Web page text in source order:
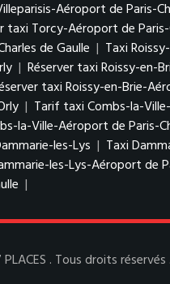
Aéroport de Paris-
taxi Torcy-Aéroport de
de Gaulle | Taxi
| Réserver taxi Roissy-en-
taxi Roissy-en-Brie-
| Tarif taxi Combs-la-
la-Ville-Aéroport de Paris-
les-Lys | Taxi
les-Lys-Aéroport de
|
. Tous droits réservés